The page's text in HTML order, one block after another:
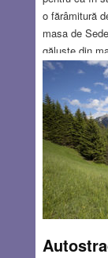
o fărâmitură
masa de
găluște din
propria
și pufoase.
și ea o rețetă
de musafiri.
împărtășit-o
pentru
MAR 22,